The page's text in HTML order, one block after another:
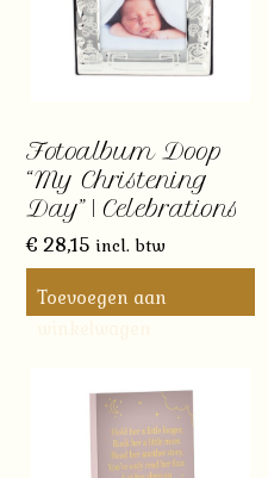
Fotoalbum Doop
“My Christening
Day” | Celebrations
€ 28,15 incl. btw
Toevoegen aan